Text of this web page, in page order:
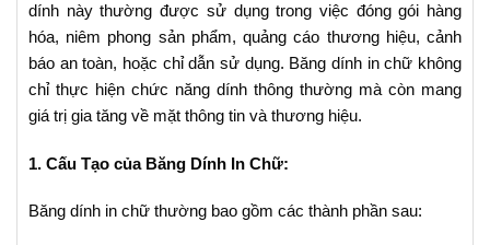
dính này thường được sử dụng trong việc đóng gói hàng
hóa, niêm phong sản phẩm, quảng cáo thương hiệu, cảnh
báo an toàn, hoặc chỉ dẫn sử dụng. Băng dính in chữ không
chỉ thực hiện chức năng dính thông thường mà còn mang
giá trị gia tăng về mặt thông tin và thương hiệu.
1. Cấu Tạo của Băng Dính In Chữ:
Băng dính in chữ thường bao gồm các thành phần sau: